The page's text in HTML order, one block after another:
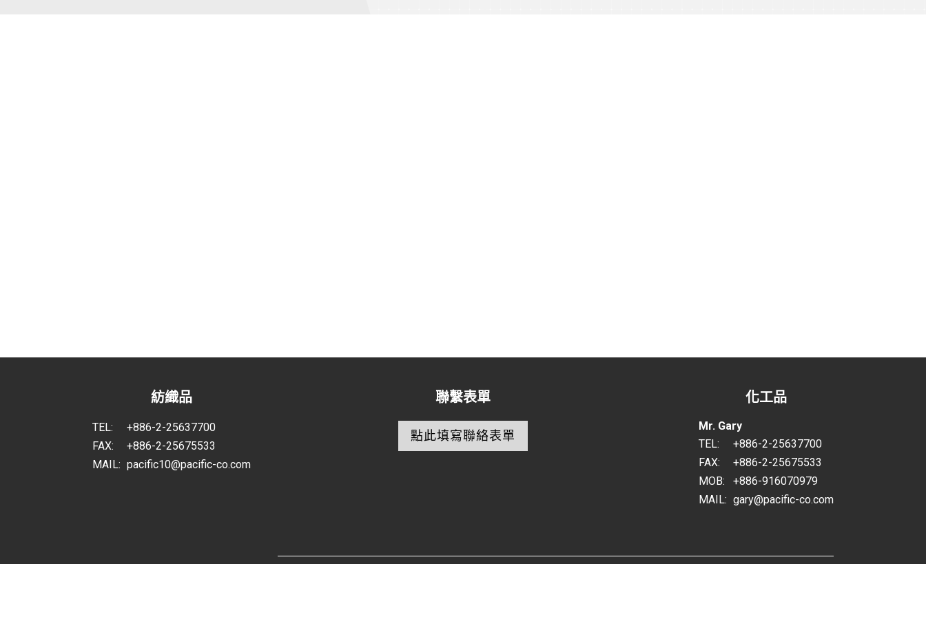
紡織品
TEL:
+886-2-25637700
FAX:
+886-2-25675533
MAIL: pacific10@pacific-co.com
化工品
Mr. Gary
TEL:
+886-2-25637700
FAX:
+886-2-25675533
MOB:
+886-916070979
MAIL: gary@pacific-co.com
聯繫表單
點此填寫聯絡表單